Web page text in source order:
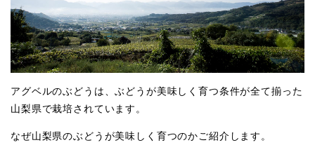
アグベルのぶどうは、ぶどうが美味しく育つ条件が全て揃った
山梨県で栽培されています。
なぜ山梨県のぶどうが美味しく育つのかご紹介します。